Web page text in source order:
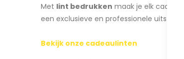
Met lint bedrukken maak je elk
een exclusieve en professionele
Bekijk onze cadeaulinten